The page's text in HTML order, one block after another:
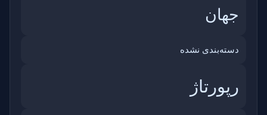
جهان
دسته‌بندی نشده
رپورتاژ